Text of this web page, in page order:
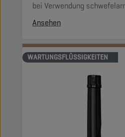
bei Verwendung
Ansehen
WARTUNGSFLÜSSIGKEITEN